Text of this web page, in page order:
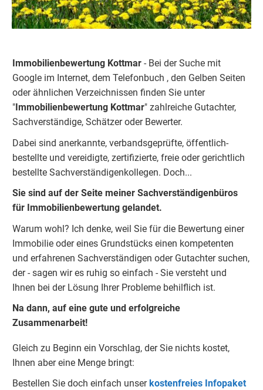
Immobilienbewertung Kottmar - Bei der Suche mit
Google im Internet, dem Telefonbuch , den Gelben Seiten
oder ähnlichen Verzeichnissen finden Sie unter
" Immobilienbewertung Kottmar" zahlreiche Gutachter,
Sachverständige, Schätzer oder Bewerter.
Dabei sind anerkannte, verbandsgeprüfte, öffentlich-
bestellte und vereidigte, zertifizierte, freie oder gerichtlich
bestellte Sachverständigenkollegen. Doch...
Sie sind auf der Seite meiner Sachverständigenbüros
für Immobilienbewertung gelandet.
Warum wohl? Ich denke, weil Sie für die Bewertung einer
Immobilie oder eines Grundstücks einen kompetenten
und erfahrenen Sachverständigen oder Gutachter suchen,
der - sagen wir es ruhig so einfach - Sie versteht und
Ihnen bei der Lösung Ihrer Probleme behilflich ist.
Na dann, auf eine gute und erfolgreiche
Zusammenarbeit!
Gleich zu Beginn ein Vorschlag, der Sie nichts kostet,
Ihnen aber eine Menge bringt:
Bestellen Sie doch einfach unser kostenfreies Infopaket